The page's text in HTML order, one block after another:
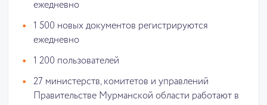
ежедневно
1 500 новых документов регистрируются
ежедневно
1 200 пользователей
27 министерств, комитетов и управлений
Правительстве Мурманской области работают в